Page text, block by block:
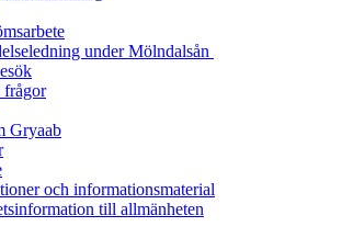
under Mölndalsån
frågor
Gryaab
och informationsmaterial
till allmänheten